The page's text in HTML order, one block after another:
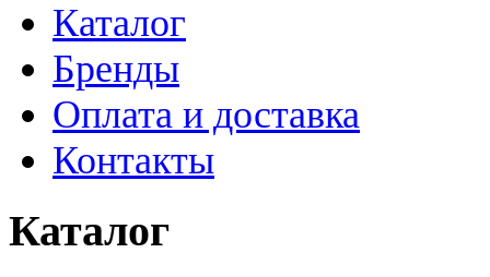
Каталог
Бренды
Оплата и доставка
Контакты
Каталог